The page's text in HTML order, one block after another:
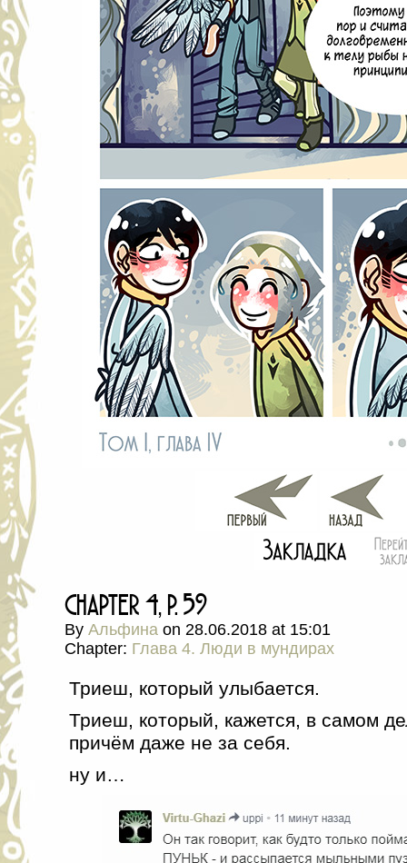
chapter 4, p. 59
By Альфина on 28.06.2018 at 15:01
Chapter: Глава 4. Люди в мундирах
Триеш, который улыбается.
Триеш, который, кажется, в самом
причём даже не за себя.
ну и…